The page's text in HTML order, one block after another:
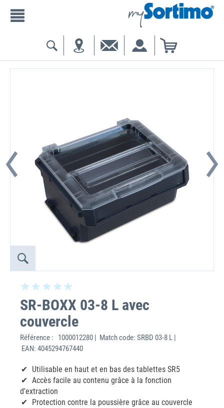
SR-BOXX 03-8 L avec
couvercle
Référence :
1000012280 | Match code: SRBD 03-8 L |
EAN: 4045294767440
Utilisable en haut et en bas des tablettes SR5
Accès facile au contenu grâce à la fonction
d'extraction
Protection contre la poussière grâce au couvercle